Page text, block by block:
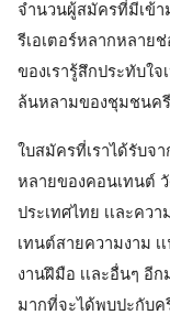
จำนวนผู้สมัครที่มีเข้า
รีเอเตอร์หลากหลาย
ของเรารู้สึกประทับใจ
ล้นหลามของชุมชนครี
ใบสมัครที่เราได้รับจ
หลายของคอนเทนต์
ประเทศไทย เเละคว
เทนต์สายความงาม เ
งานฝึมือ เเละอื่นๆ อี
มากที่จะได้พบปะกับค